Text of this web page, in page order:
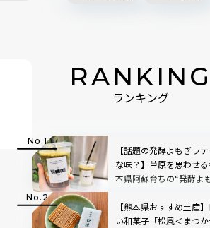
RANKING
ランキング
【話題の発酵よもぎラ
な味？】草原を思わせ
本県阿蘇育ちの“発酵よ
STAND」渋谷にオープ
TOP3も
【熊本県おすすめ土産
い和菓子「松風＜まつ